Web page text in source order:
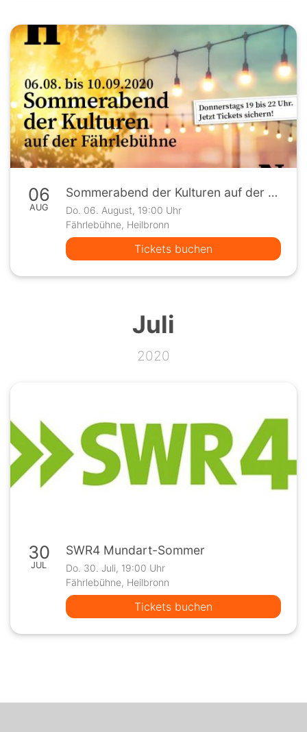
06
AUG
Sommerabend der Kulturen auf der Fährlebühne
Do. 06. August, 19:00 Uhr
Fährlebühne, Heilbronn
Tickets buchen
Juli
2020
30
JUL
SWR4 Mundart-Sommer
Do. 30. Juli, 19:00 Uhr
Fährlebühne, Heilbronn
Tickets buchen